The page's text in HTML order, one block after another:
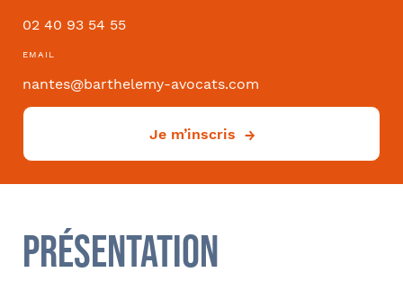
02 40 93 54 55
EMAIL
nantes@barthelemy-avocats.com
Je m’inscris
Présentation
Convention collective
Oui